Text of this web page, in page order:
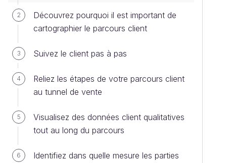
2
Découvrez pourquoi il est important de
cartographier le parcours client
3 Suivez le client pas à pas
4
Reliez les étapes de votre parcours client
au tunnel de vente
5
Visualisez des données client qualitatives
tout au long du parcours
6
Identifiez dans quelle mesure les parties